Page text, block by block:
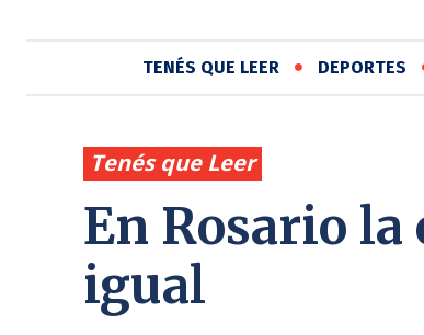
TENÉS QUE LEER DEPORTES
Tenés que Leer
En Rosario la
igual